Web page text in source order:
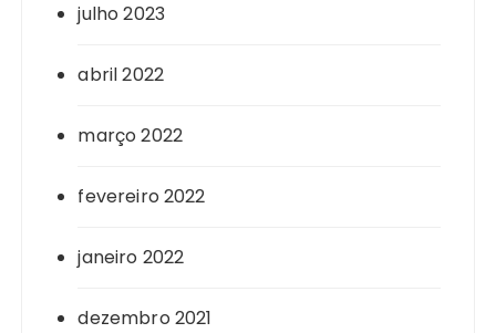
julho 2023
abril 2022
março 2022
fevereiro 2022
janeiro 2022
dezembro 2021